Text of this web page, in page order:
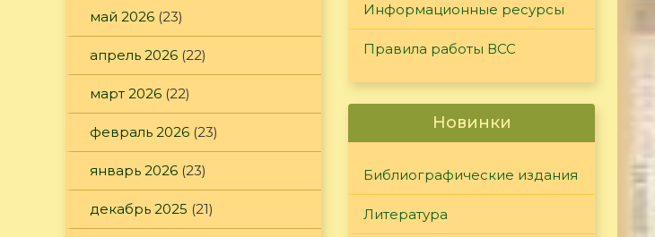
май 2026 (23)
апрель 2026 (22)
март 2026 (22)
февраль 2026 (23)
январь 2026 (23)
декабрь 2025 (21)
Информационные ресурсы
Правила работы ВСС
Новинки
Библиографические издания
Литература